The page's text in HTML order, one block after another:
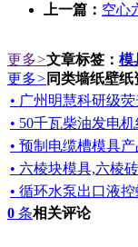
上一篇： 空心
更多>文章标签： 模
更多> 同类墙纸壁纸
• 广州明慧科研级
• 50千瓦柴油发电
• 预制电缆槽模具
• 六棱块模具,六棱
• 循环水泵出口液
0 条相关评论